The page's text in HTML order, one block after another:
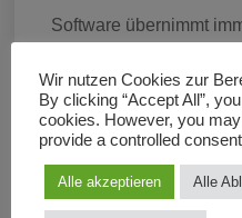
Software übernimmt
Wir nutzen Cookies zur
By clicking “Accept All”,
cookies. However, you
provide a controlled
Alle akzeptieren Alle